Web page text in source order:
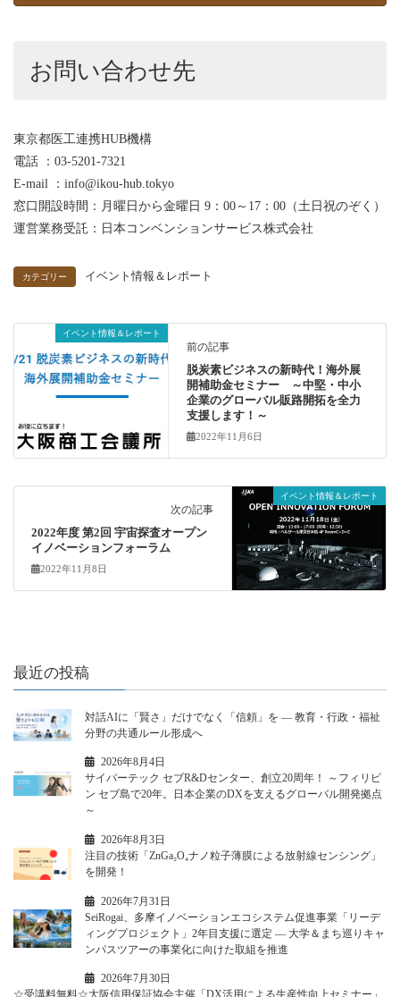
お問い合わせ先
東京都医工連携HUB機構
電話 ：03-5201-7321
E-mail ：info@ikou-hub.tokyo
窓口開設時間：月曜日から金曜日 9：00～17：00（土日祝のぞく）
運営業務受託：日本コンベンションサービス株式会社
カテゴリー イベント情報＆レポート
イベント情報＆レポート
前の記事
脱炭素ビジネスの新時代！海外展
開補助金セミナー ～中堅・中小
企業のグローバル販路開拓を全力
支援します！～
2022年11月6日
イベント情報＆レポート
次の記事
2022年度 第2回 宇宙探査オープン
イノベーションフォーラム
2022年11月8日
最近の投稿
対話AIに「賢さ」だけでなく「信頼」を ― 教育・行政・福祉
分野の共通ルール形成へ
2026年8月4日
サイバーテック セブR&Dセンター、創立20周年！ ～フィリピ
ン セブ島で20年。日本企業のDXを支えるグローバル開発拠点
～
2026年8月3日
注目の技術「ZnGa₂O₄ナノ粒子薄膜による放射線センシング」
を開発！
2026年7月31日
SeiRogai、多摩イノベーションエコシステム促進事業「リーデ
ィングプロジェクト」2年目支援に選定 ― 大学＆まち巡りキャ
ンパスツアーの事業化に向けた取組を推進
2026年7月30日